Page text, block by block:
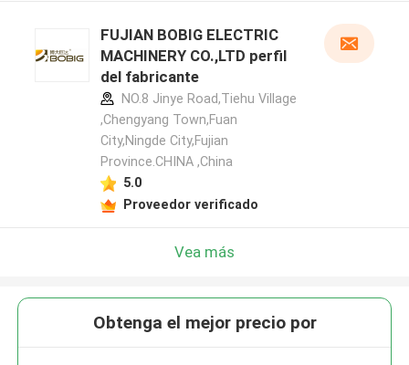
FUJIAN BOBIG ELECTRIC
MACHINERY CO.,LTD perfil
del fabricante
NO.8 Jinye Road,Tiehu Village
,Chengyang Town,Fuan
City,Ningde City,Fujian
Province.CHINA ,China
5.0
Proveedor verificado
Vea más
Obtenga el mejor precio por